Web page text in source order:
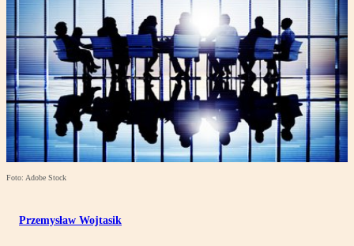
Foto: Adobe Stock
Przemysław Wojtasik